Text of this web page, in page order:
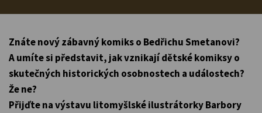
Znáte nový zábavný komiks o Bedřichu Smetanovi?
A umíte si představit, jak vznikají dětské komiksy o
skutečných historických osobnostech a událostech?
Že ne?
Přijďte na výstavu litomyšlské ilustrátorky Barbory